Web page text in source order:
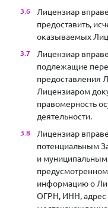
Лицензиар
предоставить,
оказываемых
Лицензиар
подлежащие
предоставления
Лицензиаром
правомерность
деятельности.
Лицензиар
потенциальным
и муниципальным
информацию о
ОГРН, ИНН, адрес